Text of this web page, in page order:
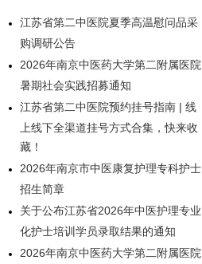
江苏省第二中医院夏季高温慰问品采
购调研公告
2026年南京中医药大学第二附属医院
暑期社会实践招募通知
江苏省第二中医院预约挂号指南 | 线
上线下全渠道挂号方式合集，快来收
藏！
2026年南京市中医康复护理专科护士
招生简章
关于公布江苏省2026年中医护理专业
化护士培训学员录取结果的通知
2026年南京中医药大学第二附属医院